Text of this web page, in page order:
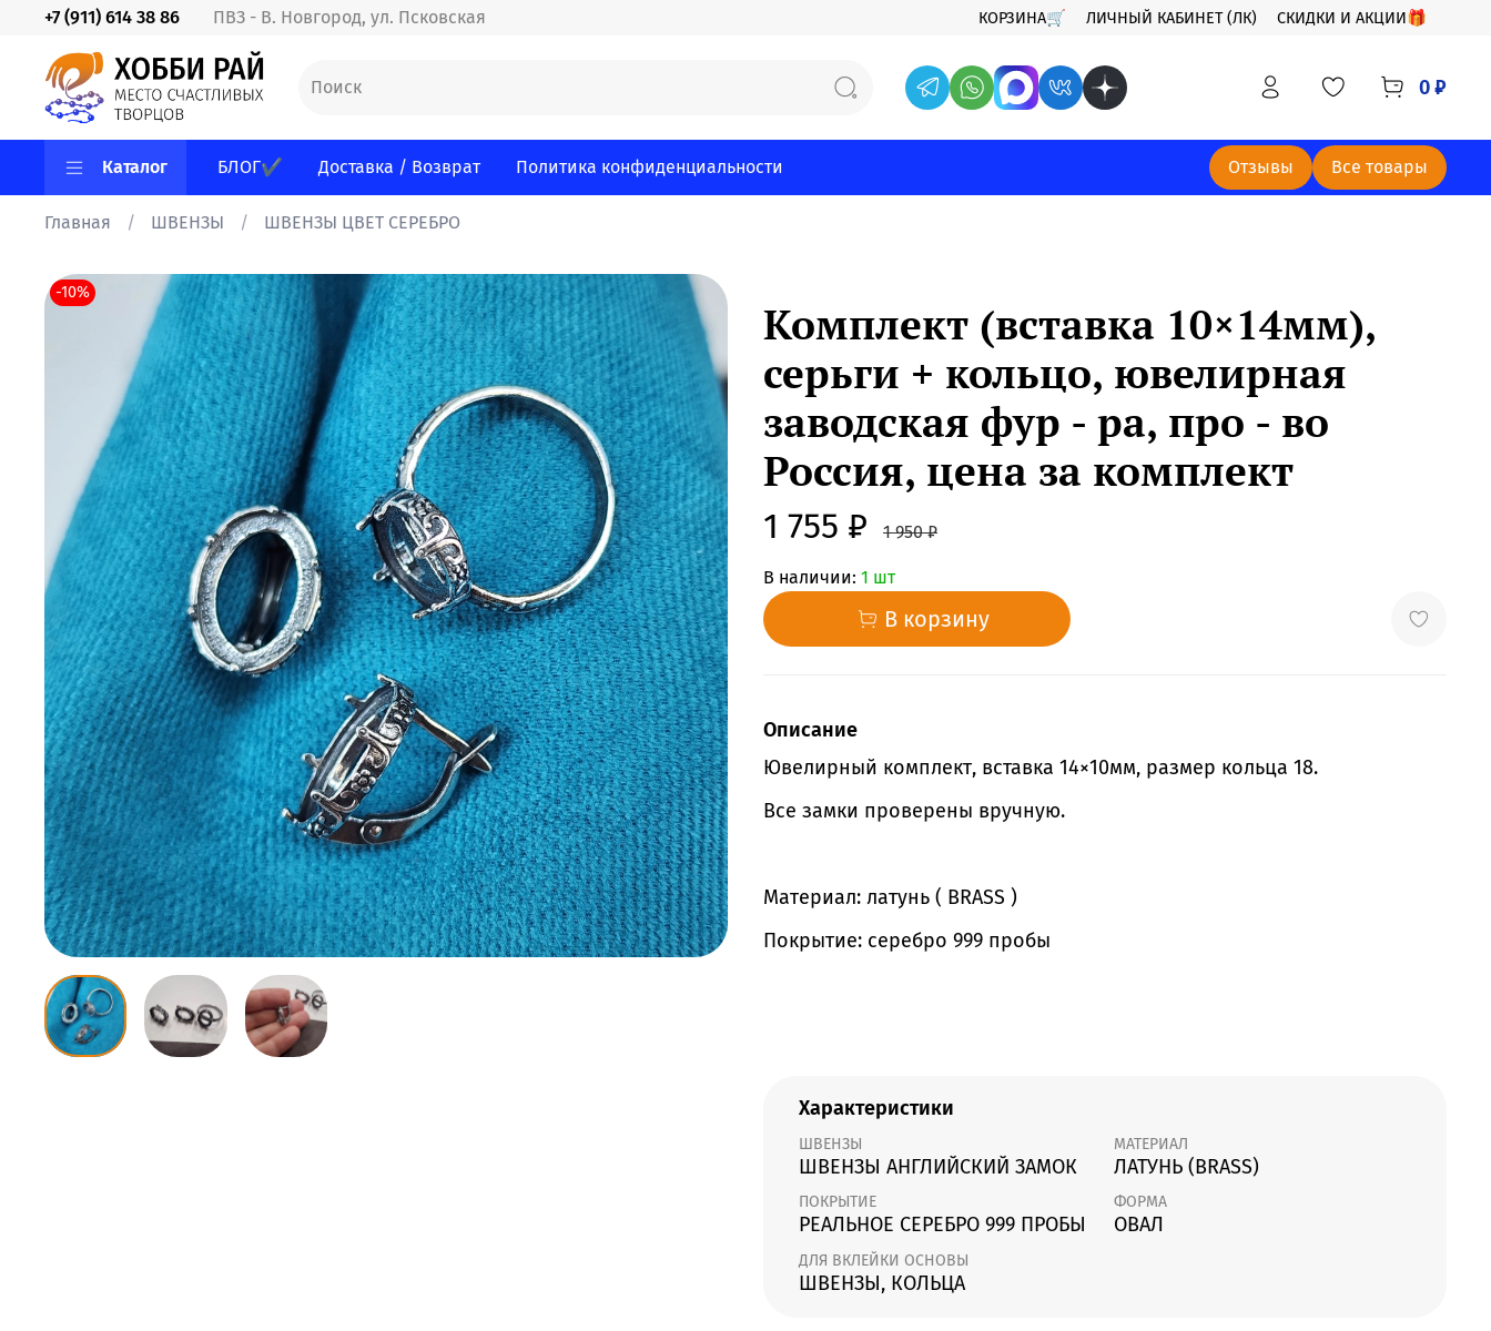
КОРЗИНА🛒 ЛИЧНЫЙ КАБИНЕТ (ЛК) СКИДКИ И АКЦИИ🎁
ПВЗ - В. Новгород, ул. Псковская
+7 (911) 614 38 86
0 ₽
Каталог БЛОГ✔ Доставка / Возврат Политика конфиденциальности Отзывы Все товары
Главная ШВЕНЗЫ ШВЕНЗЫ ЦВЕТ СЕРЕБРО
-10%
Комплект (вставка 10×14мм),
серьги + кольцо, ювелирная
заводская фур - ра, про - во
Россия, цена за комплект
1 755 ₽ 1 950 ₽
В наличии: 1 шт
В корзину
Описание
Ювелирный комплект, вставка 14×10мм, размер кольца 18.
Все замки проверены вручную.
Материал: латунь ( BRASS )
Покрытие: серебро 999 пробы
Характеристики
ШВЕНЗЫ
ШВЕНЗЫ АНГЛИЙСКИЙ ЗАМОК
МАТЕРИАЛ
ЛАТУНЬ (BRASS)
ПОКРЫТИЕ
РЕАЛЬНОЕ СЕРЕБРО 999 ПРОБЫ
ФОРМА
ОВАЛ
ДЛЯ ВКЛЕЙКИ ОСНОВЫ
ШВЕНЗЫ, КОЛЬЦА